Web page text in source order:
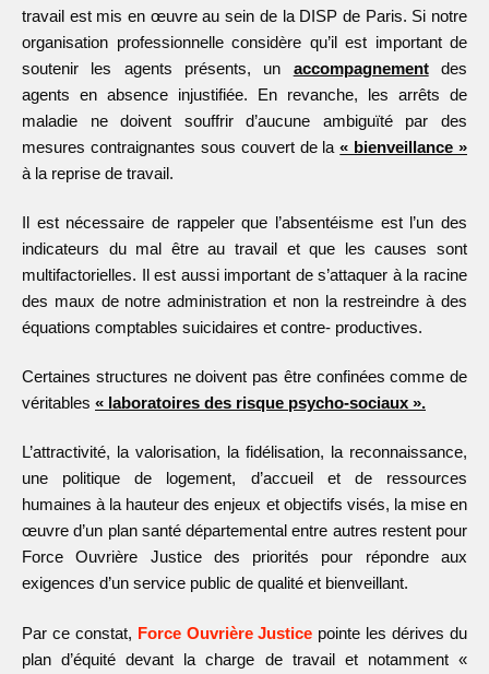
travail est mis en œuvre au sein de la DISP de Paris. Si notre
organisation professionnelle considère qu’il est important de
soutenir les agents présents, un accompagnementdes
agents en absence injustifiée. En revanche, les arrêts de
maladie ne doivent souffrir d’aucune ambiguïté par des
mesures contraignantes sous couvert de la« bienveillance »
à la reprise de travail.
Il est nécessaire de rappeler que l’absentéisme est l’un des
indicateurs du mal être au travail et que les causes sont
multifactorielles. Il est aussi important de s’attaquer à la racine
des maux de notre administration et non la restreindre à des
équations comptables suicidaires et contre- productives.
Certaines structures ne doivent pas être confinées comme de
véritables « laboratoires des risque psycho-sociaux ».
L’attractivité, la valorisation, la fidélisation, la reconnaissance,
une politique de logement, d’accueil et de ressources
humaines à la hauteur des enjeux et objectifs visés, la mise en
œuvre d’un plan santé départemental entre autres restent pour
Force Ouvrière Justice des priorités pour répondre aux
exigences d’un service public de qualité et bienveillant.
Par ce constat, Force Ouvrière Justice pointe les dérives du
plan d’équité devant la charge de travail et notamment «